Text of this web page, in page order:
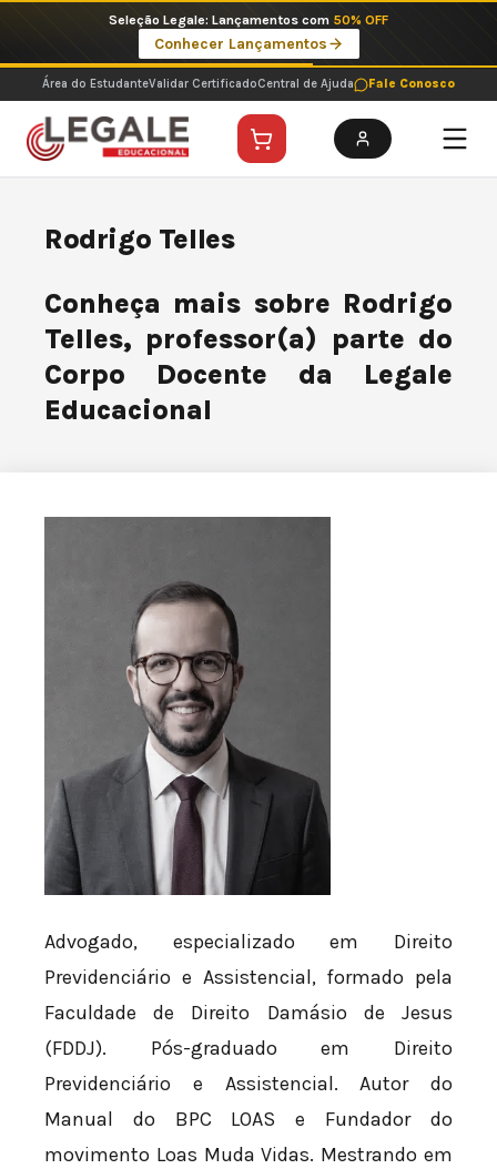
o
conteúdo
Seleção Legale: Lançamentos com 50% OFF
Conhecer Lançamentos
Área do EstudanteValidar CertificadoCentral de Ajuda Fale Conosco
Rodrigo Telles
Conheça mais sobre Rodrigo
Telles, professor(a) parte do
Corpo Docente da Legale
Educacional
Advogado, especializado em Direito
Previdenciário e Assistencial, formado pela
Faculdade de Direito Damásio de Jesus
(FDDJ). Pós-graduado em Direito
Previdenciário e Assistencial. Autor do
Manual do BPC LOAS e Fundador do
movimento Loas Muda Vidas. Mestrando em